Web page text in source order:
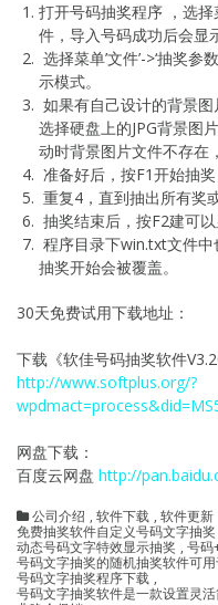
打开号码抽奖程序 ，选择
件，导入号码成功后会显
选择菜单’文件’->‘抽奖
示模式。
如果有自己设计的背景图
选择硬盘上的JPG背景图
动时背景图片文件不存在
准备好后，按F1开始抽
重复4，直到抽出所有奖
抽奖结束后，按F2建可
程序目录下win.txt文件
抽奖开始会被覆盖。
30天免费试用下载地址：
下载《软佳号码抽奖软件
http://www.softplus.org/?
网盘下载：
百度云网盘 http://
公司介绍 , 软件下载 , 软件更新
免费抽奖软件自定义号码文字抽奖
动态号码文字特效显示抽奖 , 号码
号码文字抽奖的随机抽奖软件可
号码文字抽奖程序下载 ,
号码文字抽奖软件是一款设置灵